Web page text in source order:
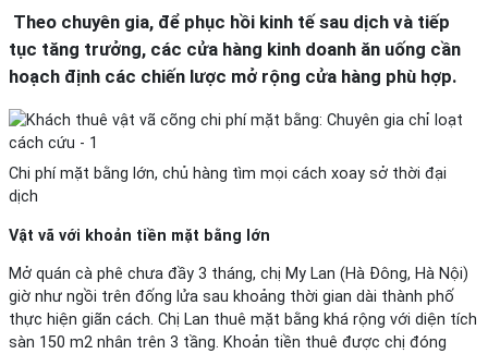
Theo chuyên gia, để phục hồi kinh tế sau dịch và tiếp
tục tăng trưởng, các cửa hàng kinh doanh ăn uống cần
hoạch định các chiến lược mở rộng cửa hàng phù hợp.
Chi phí mặt bằng lớn, chủ hàng tìm mọi cách xoay sở thời đại
dịch
Vật vã với khoản tiền mặt bằng lớn
Mở quán cà phê chưa đầy 3 tháng, chị My Lan (Hà Đông, Hà Nội)
giờ như ngồi trên đống lửa sau khoảng thời gian dài thành phố
thực hiện giãn cách. Chị Lan thuê mặt bằng khá rộng với diện tích
sàn 150 m2 nhân trên 3 tầng. Khoản tiền thuê được chị đóng